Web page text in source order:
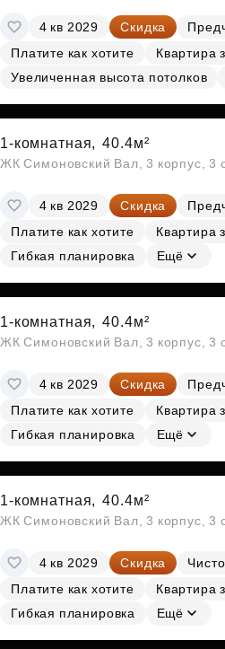
4 кв 2029 Скидка
Платите как хотите
Квартира
Увеличенная высота потолков
1-комнатная, 40.4м²
ЖК Симоновский Вал, 3 корпус, 3
4 кв 2029 Скидка
Платите как хотите
Квартира
Гибкая планировка
Ещё
1-комнатная, 40.4м²
ЖК Симоновский Вал, 3 корпус, 3
4 кв 2029 Скидка
Платите как хотите
Квартира
Гибкая планировка
Ещё
1-комнатная, 40.4м²
ЖК Симоновский Вал, 3 корпус, 3
4 кв 2029 Скидка
Платите как хотите
Квартира
Гибкая планировка
Ещё